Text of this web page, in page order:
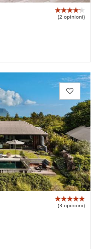
(2 opinioni)
(3 opinioni)